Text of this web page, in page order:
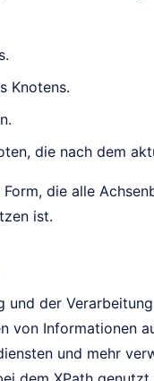
Knotens.
die nach dem
die alle
ist.
der
von Informationen
und mehr